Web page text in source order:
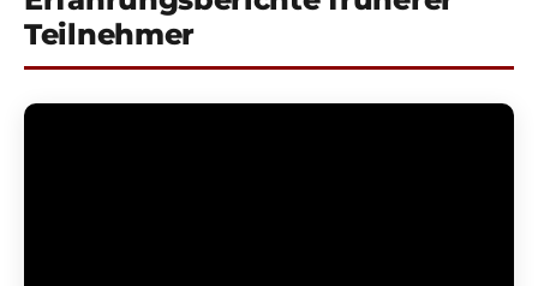
Teilnehmer